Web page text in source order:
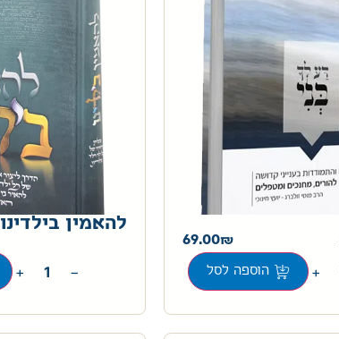
69.00
+ הוספה לסל
להאמין בילדינו
−
+